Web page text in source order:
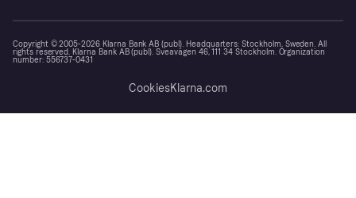
Copyright © 2005-2026 Klarna Bank AB (publ). Headquarters: Stockholm, Sweden. All
rights reserved. Klarna Bank AB (publ). Sveavägen 46, 111 34 Stockholm. Organization
number: 556737-0431
CookiesKlarna.com